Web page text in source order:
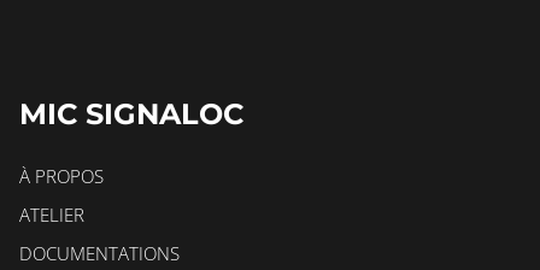
MIC SIGNALOC
À PROPOS
ATELIER
DOCUMENTATIONS